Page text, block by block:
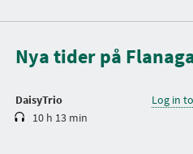
Nya tider på
DaisyTrio
r
t
i
10 h 13 min
Log in